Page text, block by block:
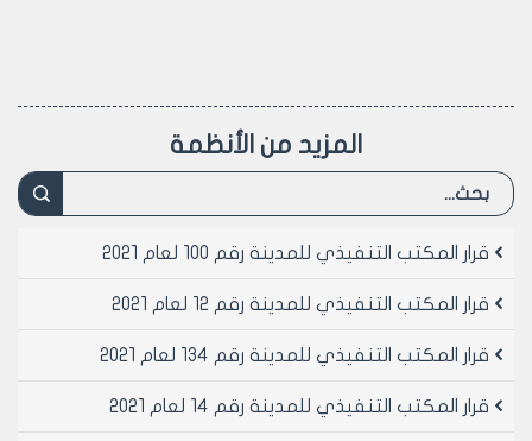
مادة 3- ينشر هذا القرار في لوحه اعلانات مجلس المدينة
رئيس المكتب التنفيذي لمجلس مدينة
الدكتور المهندس معن الشبلي
المزيد من الأنظمة
قرار المكتب التنفيذي للمدينة رقم 100 لعام 2021
قرار المكتب التنفيذي للمدينة رقم 12 لعام 2021
قرار المكتب التنفيذي للمدينة رقم 134 لعام 2021
قرار المكتب التنفيذي للمدينة رقم 14 لعام 2021